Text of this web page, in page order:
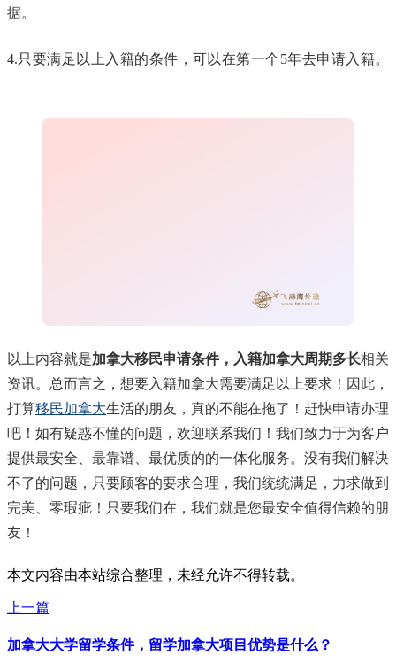
据。
4.只要满足以上入籍的条件，可以在第一个5年去申请入籍。
以上内容就是加拿大移民申请条件，入籍加拿大周期多长相关
资讯。总而言之，想要入籍加拿大需要满足以上要求！因此，
打算移民加拿大生活的朋友，真的不能在拖了！赶快申请办理
吧！如有疑惑不懂的问题，欢迎联系我们！我们致力于为客户
提供最安全、最靠谱、最优质的的一体化服务。没有我们解决
不了的问题，只要顾客的要求合理，我们统统满足，力求做到
完美、零瑕疵！只要我们在，我们就是您最安全值得信赖的朋
友！
本文内容由本站综合整理，未经允许不得转载。
上一篇
加拿大大学留学条件，留学加拿大项目优势是什么？